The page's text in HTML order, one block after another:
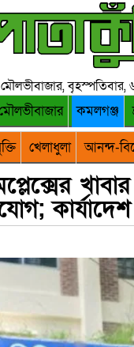
মৌলভীবাজার,
কমলগঞ্জ
খেলাধুলা আনন্দ-